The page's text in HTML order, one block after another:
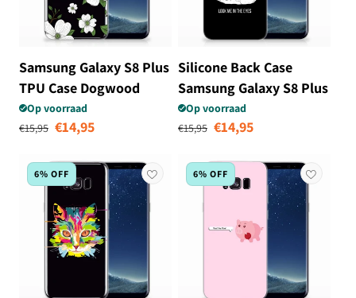
Samsung Galaxy S8 Plus
TPU Case Dogwood
Flowers
Op voorraad
Normale prijs
€15,95 Aanbiedingsprijs
€14,95
Silicone Back Case
Samsung Galaxy S8 Plus
Skull Eyes
Op voorraad
Normale prijs
€15,95 €14,95
6% OFF 6% OFF